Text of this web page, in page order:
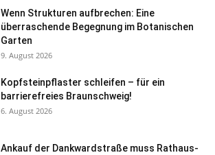
Wenn Strukturen aufbrechen: Eine
überraschende Begegnung im Botanischen
Garten
9. August 2026
Kopfsteinpflaster schleifen – für ein
barrierefreies Braunschweig!
6. August 2026
Ankauf der Dankwardstraße muss Rathaus-